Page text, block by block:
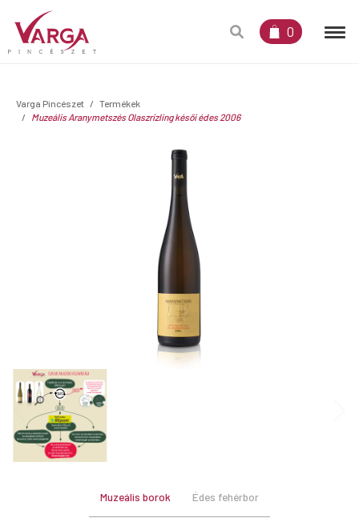
0
Varga Pincészet
Termékek
Muzeális Aranymetszés Olaszrizling késői édes 2006
Muzeális borok Édes fehérbor